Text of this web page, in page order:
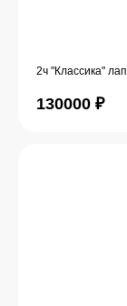
2ч "Классика"
130000 ₽